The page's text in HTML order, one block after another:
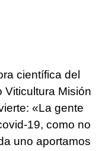
científica del
Viticultura Misión
«La gente
19, como no
uno aportamos